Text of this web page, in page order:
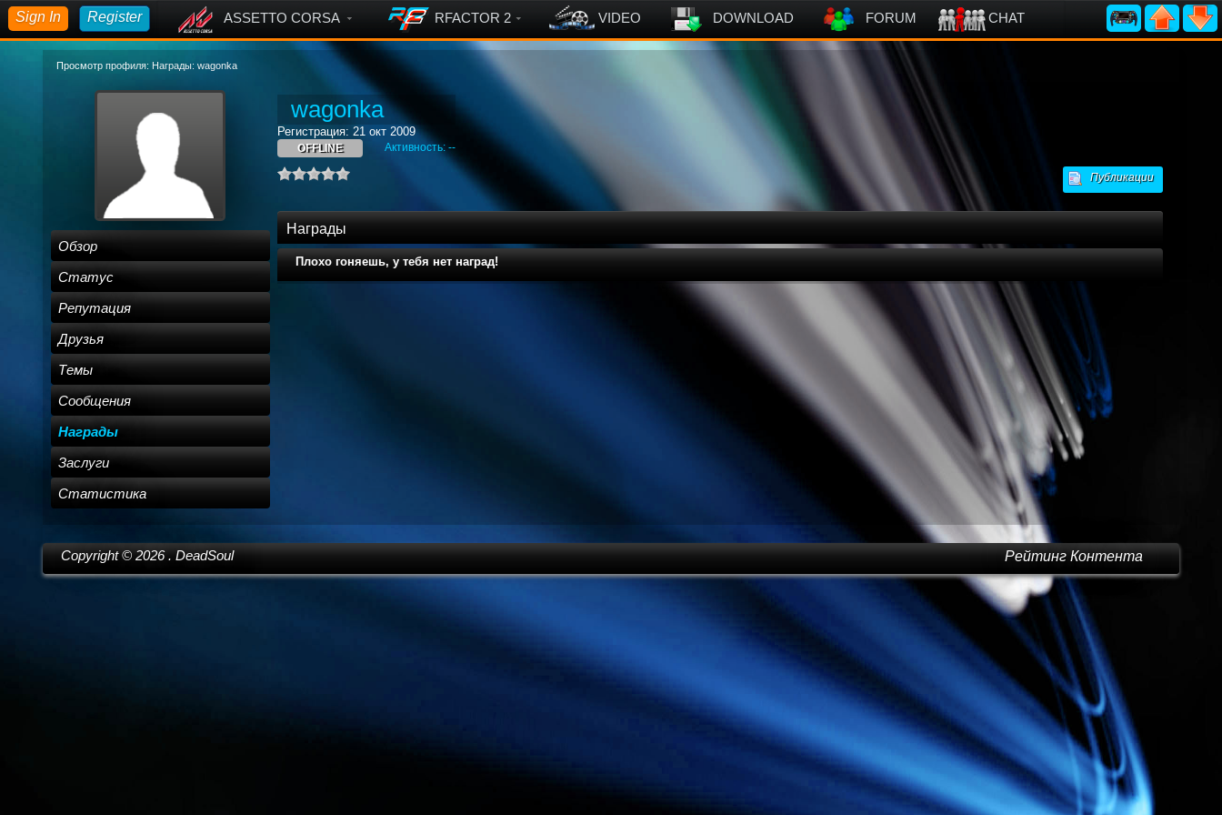
Sign In Register ASSETTO CORSA RFACTOR 2 VIDEO DOWNLOAD FORUM CHAT
Просмотр профиля: Награды: wagonka
Обзор
Статус
Репутация
Друзья
Темы
Сообщения
Награды
Заслуги
Статистика
wagonka
Регистрация: 21 окт 2009
OFFLINE Активность: --
Публикации
Награды
Плохо гоняешь, у тебя нет наград!
Copyright © 2026. DeadSoul Рейтинг Контента